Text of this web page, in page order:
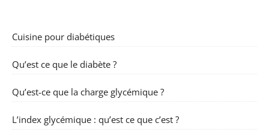
Cuisine pour diabétiques
Qu’est ce que le diabète ?
Qu’est-ce que la charge glycémique ?
L’index glycémique : qu’est ce que c’est ?